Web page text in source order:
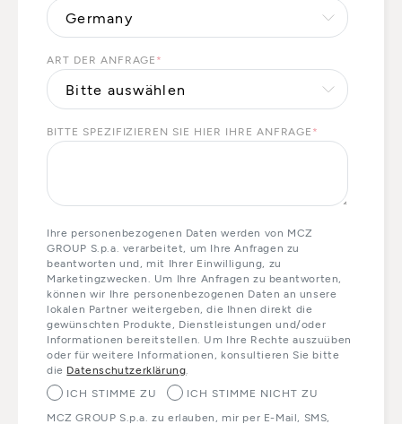
ART DER ANFRAGE *
BITTE SPEZIFIZIEREN SIE HIER IHRE ANFRAGE *
Ihre personenbezogenen Daten werden von MCZ
GROUP S.p.a. verarbeitet, um Ihre Anfragen zu
beantworten und, mit Ihrer Einwilligung, zu
Marketingzwecken. Um Ihre Anfragen zu beantworten,
können wir Ihre personenbezogenen Daten an unsere
lokalen Partner weitergeben, die Ihnen direkt die
gewünschten Produkte, Dienstleistungen und/oder
Informationen bereitstellen. Um Ihre Rechte auszuüben
oder für weitere Informationen, konsultieren Sie bitte
die Datenschutzerklärung
ICH STIMME ZU
ICH STIMME NICHT ZU
MCZ GROUP S.p.a. zu erlauben, mir per E-Mail, SMS,